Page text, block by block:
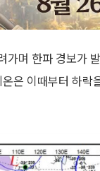
며 한파 경보가
은 이때부터 하